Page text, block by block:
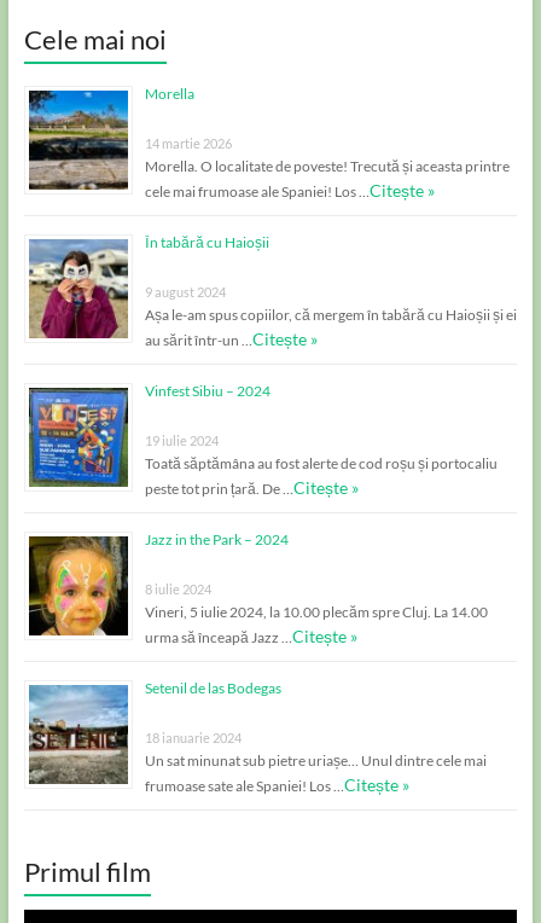
Cele mai noi
Morella
14 martie 2026
Morella. O localitate de poveste! Trecută și aceasta printre
cele mai frumoase ale Spaniei! Los …Citește »
În tabără cu Haioșii
9 august 2024
Așa le-am spus copiilor, că mergem în tabără cu Haioșii și ei
au sărit într-un …Citește »
Vinfest Sibiu – 2024
19 iulie 2024
Toată săptămâna au fost alerte de cod roșu și portocaliu
peste tot prin țară. De …Citește »
Jazz in the Park – 2024
8 iulie 2024
Vineri, 5 iulie 2024, la 10.00 plecăm spre Cluj. La 14.00
urma să înceapă Jazz …Citește »
Setenil de las Bodegas
18 ianuarie 2024
Un sat minunat sub pietre uriașe… Unul dintre cele mai
frumoase sate ale Spaniei! Los …Citește »
Primul film